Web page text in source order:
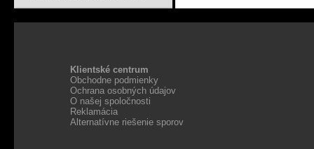
Klientské centrum
Obchodne podmienky
Ochrana osobných údajov
O našej spoločnosti
Reklamácia
Alternatívne riešenie sporov